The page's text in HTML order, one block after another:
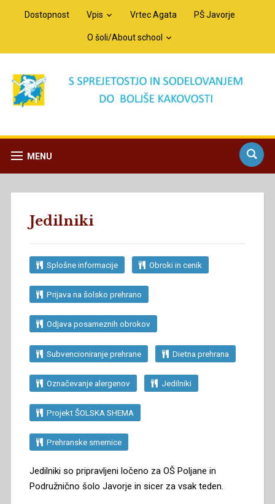
Dostopnost Vpis Vrtec Agata PŠ Javorje
O šoli/About school
MENU
Jedilniki
Splošne informacije Obroki in cenik
Prijava na šolsko prehrano
Odjava posameznih obrokov
Subvencioniranje prehrane Dietna prehrana
Označevanje alergenov Jedilniki
Projekt ŠOLSKA SHEMA
Prehranske smernice
Jedilniki so pripravljeni ločeno za OŠ Poljane in
Podružnično šolo Javorje in sicer za vsak teden.